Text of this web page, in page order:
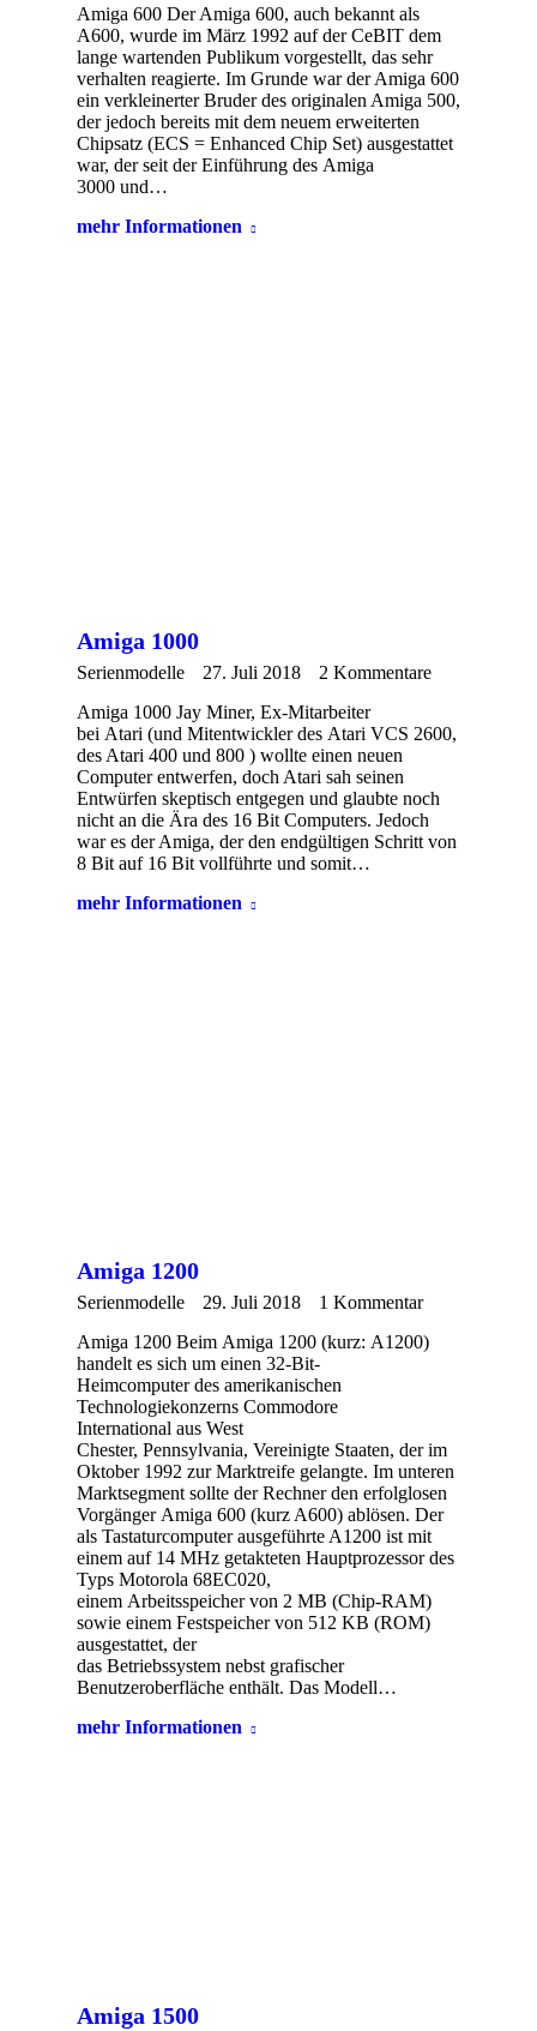
Amiga 600 Der Amiga 600, auch bekannt als
A600, wurde im März 1992 auf der CeBIT dem
lange wartenden Publikum vorgestellt, das sehr
verhalten reagierte. Im Grunde war der Amiga 600
ein verkleinerter Bruder des originalen Amiga 500,
der jedoch bereits mit dem neuem erweiterten
Chipsatz (ECS = Enhanced Chip Set) ausgestattet
war, der seit der Einführung des Amiga
3000 und…
mehr Informationen
Amiga 1000
Serienmodelle 27. Juli 2018
2 Kommentare
Amiga 1000 Jay Miner, Ex-Mitarbeiter
bei Atari (und Mitentwickler des Atari VCS 2600,
des Atari 400 und 800 ) wollte einen neuen
Computer entwerfen, doch Atari sah seinen
Entwürfen skeptisch entgegen und glaubte noch
nicht an die Ära des 16 Bit Computers. Jedoch
war es der Amiga, der den endgültigen Schritt von
8 Bit auf 16 Bit vollführte und somit…
mehr Informationen
Amiga 1200
Serienmodelle 29. Juli 2018
1 Kommentar
Amiga 1200 Beim Amiga 1200 (kurz: A1200)
handelt es sich um einen 32-Bit-
Heimcomputer des amerikanischen
Technologiekonzerns Commodore
International aus West
Chester, Pennsylvania, Vereinigte Staaten, der im
Oktober 1992 zur Marktreife gelangte. Im unteren
Marktsegment sollte der Rechner den erfolglosen
Vorgänger Amiga 600 (kurz A600) ablösen. Der
als Tastaturcomputer ausgeführte A1200 ist mit
einem auf 14 MHz getakteten Hauptprozessor des
Typs Motorola 68EC020,
einem Arbeitsspeicher von 2 MB (Chip-RAM)
sowie einem Festspeicher von 512 KB (ROM)
ausgestattet, der
das Betriebssystem nebst grafischer
Benutzeroberfläche enthält. Das Modell…
mehr Informationen
Amiga 1500